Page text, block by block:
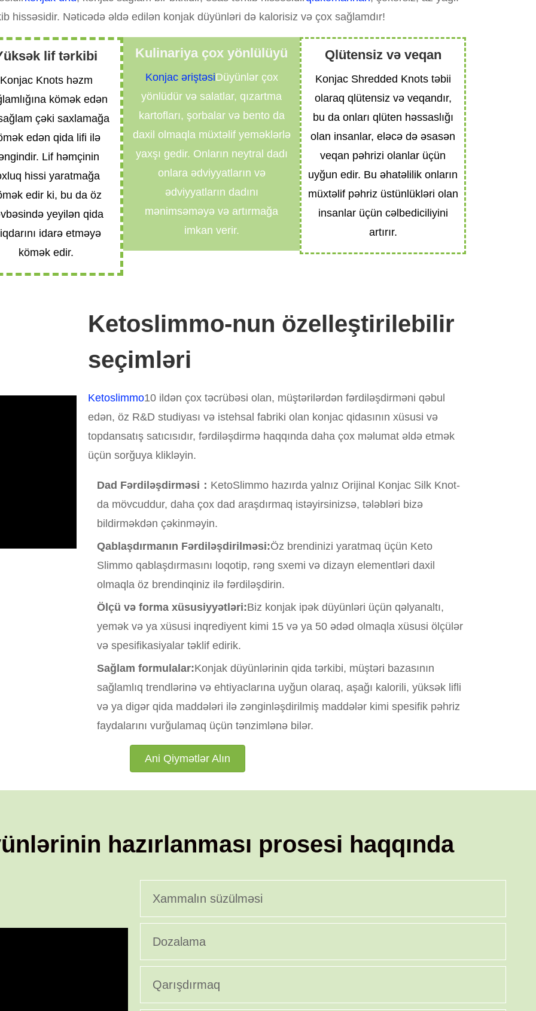
hissəsidir. Nəticədə əldə edilən konjak düyünləri də kalorisiz və çox sağlamdır!
lif tərkibi
Konjac Knots həzm
kömək edən
çəki saxlamağa
edən qida lifi ilə
Lif həmçinin
hissi yaratmağa
edir ki, bu da öz
yeyilən qida
idarə etməyə
kömək edir.
Kulinariya çox yönlülüyü
Konjac əriştəsiDüyünlər çox
yönlüdür və salatlar, qızartma
kartofları, şorbalar və bento da
daxil olmaqla müxtəlif yeməklərlə
yaxşı gedir. Onların neytral dadı
onlara ədviyyatların və
ədviyyatların dadını
mənimsəməyə və artırmağa
imkan verir.
Qlütensiz və veqan
Konjac Shredded Knots təbii
olaraq qlütensiz və veqandır,
bu da onları qlüten həssaslığı
olan insanlar, eləcə də əsasən
veqan pəhrizi olanlar üçün
uyğun edir. Bu əhatəlilik onların
müxtəlif pəhriz üstünlükləri olan
insanlar üçün cəlbediciliyini
artırır.
Ketoslimmo-nun özelleştirilebilir
seçimləri
Ketoslimmo10 ildən çox təcrübəsi olan, müştərilərdən fərdiləşdirməni qəbul
edən, öz R&D studiyası və istehsal fabriki olan konjac qidasının xüsusi və
topdansatış satıcısıdır, fərdiləşdirmə haqqında daha çox məlumat əldə etmək
üçün sorğuya klikləyin.
Dad Fərdiləşdirməsi： KetoSlimmo hazırda yalnız Orijinal Konjac Silk Knot-
da mövcuddur, daha çox dad araşdırmaq istəyirsinizsə, tələbləri bizə
bildirməkdən çəkinməyin.
Qablaşdırmanın Fərdiləşdirilməsi:Öz brendinizi yaratmaq üçün Keto
Slimmo qablaşdırmasını loqotip, rəng sxemi və dizayn elementləri daxil
olmaqla öz brendinqiniz ilə fərdiləşdirin.
Ölçü və forma xüsusiyyətləri:Biz konjak ipək düyünləri üçün qəlyanaltı,
yemək və ya xüsusi inqrediyent kimi 15 və ya 50 ədəd olmaqla xüsusi ölçülər
və spesifikasiyalar təklif edirik.
Sağlam formulalar:Konjak düyünlərinin qida tərkibi, müştəri bazasının
sağlamlıq trendlərinə və ehtiyaclarına uyğun olaraq, aşağı kalorili, yüksək lifli
və ya digər qida maddələri ilə zənginləşdirilmiş maddələr kimi spesifik pəhriz
faydalarını vurğulamaq üçün tənzimlənə bilər.
Ani Qiymətlər Alın
hazırlanması prosesi haqqında
Xammalın süzülməsi
Dozalama
Qarışdırmaq